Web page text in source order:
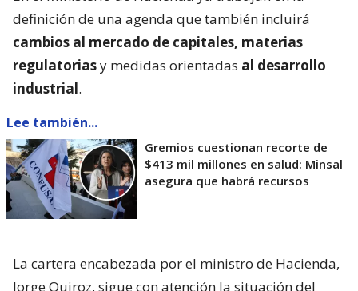
definición de una agenda que también incluirá
cambios al mercado de capitales, materias
regulatoriasy medidas orientadas al desarrollo
industrial.
Lee también...
Gremios cuestionan recorte de
$413 mil millones en salud: Minsal
asegura que habrá recursos
La cartera encabezada por el ministro de Hacienda,
Jorge Quiroz, sigue con atención la situación del